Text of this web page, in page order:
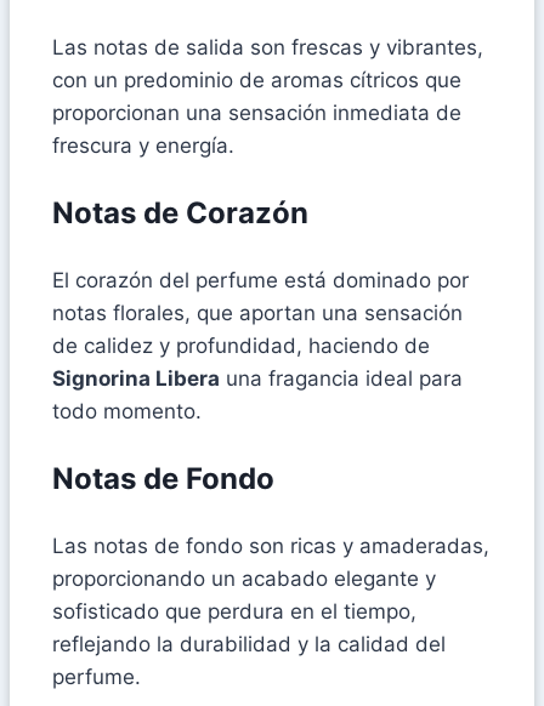
Las notas de salida son frescas y vibrantes,
con un predominio de aromas cítricos que
proporcionan una sensación inmediata de
frescura y energía.
Notas de Corazón
El corazón del perfume está dominado por
notas florales, que aportan una sensación
de calidez y profundidad, haciendo de
Signorina Libera una fragancia ideal para
todo momento.
Notas de Fondo
Las notas de fondo son ricas y amaderadas,
proporcionando un acabado elegante y
sofisticado que perdura en el tiempo,
reflejando la durabilidad y la calidad del
perfume.